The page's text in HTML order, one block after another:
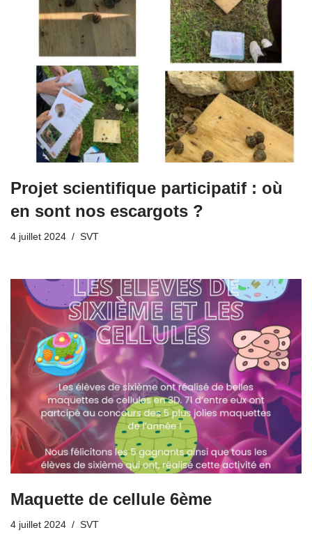
Projet scientifique participatif : où
en sont nos escargots ?
4 juillet 2024 SVT
Maquette de cellule 6ème
4 juillet 2024 SVT